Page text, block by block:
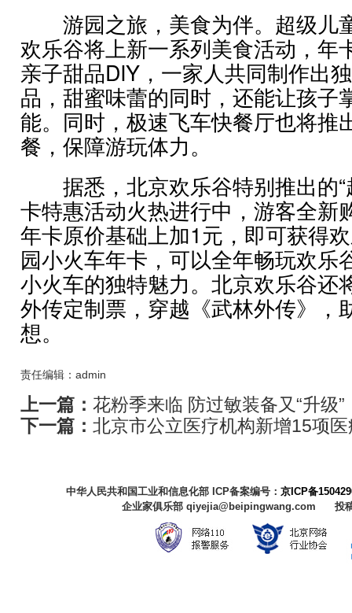
游园之旅，美食为伴。超级儿
欢乐谷将上新一系列美食活动，年
亲子甜品DIY，一家人共同制作出
品，甜蜜味蕾的同时，还能让孩子
能。同时，极速飞车快餐厅也将推
餐，保障游玩体力。
据悉，北京欢乐谷特别推出的“
卡特惠活动火热进行中，游客全新
年卡原价基础上加1元，即可获得
园小火车年卡，可以全年畅玩欢乐
小火车的独特魅力。北京欢乐谷还
外传定制票，穿越《武林外传》，
想。
责任编辑：admin
上一篇： 花粉季来临 防过敏装备又“升级”
下一篇： 北京市公立医疗机构新增15项
中华人民共和国工业和信息化部 ICP备案编号：京ICP备
企业家俱乐部 qiyejia@beipingwang.com